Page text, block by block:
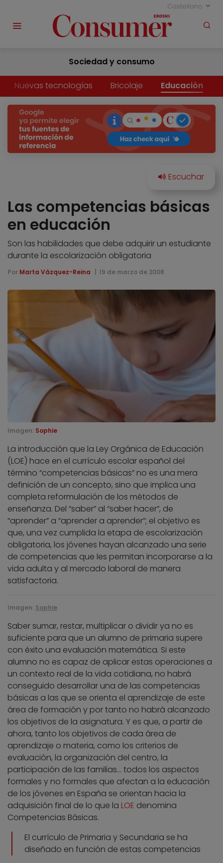
Castellano
Sociedad y consumo
Nuevas tecnologías Bricolaje Educación
Las competencias básicas
en educación
Son las habilidades que debe adquirir un estudiante
durante la escolarización obligatoria
Por Marta Vázquez-Reina 19 de marzo de 2008
Imagen: Sophie
La introducción que la Ley Orgánica de Educación
(LOE) hace en el currículo escolar español del
término “competencias básicas” no es una mera
definición de un concepto, sino que implica una
completa reformulación de los métodos de
enseñanza. Del “saber” al “saber hacer”, de
“aprender” a “aprender a aprender”; el objetivo es
que, una vez cumplida la etapa de escolarización
obligatoria, los jóvenes hayan alcanzado una serie
de competencias que les permitan incorporarse a la
vida adulta y al mercado laboral de manera
satisfactoria.
Imagen: Sophie
Saber sumar, restar, multiplicar o dividir ya no es
suficiente para que un alumno de primaria supere
con éxito una evaluación matemática. Si este
alumno no es capaz de aplicar estas operaciones a
un contexto real de la vida cotidiana, no habrá
conseguido desarrollar una de las competencias
básicas a las que se orienta el aprendizaje de este
área de formación y por tanto no habrá alcanzado
los objetivos de la asignatura. Y es que, a partir de
ahora, tanto los objetivos de cada área de
aprendizaje o materia, como los criterios de
evaluación, la organización del centro, la
participación de las familias… todos los aspectos
formales y no formales que afectan a la educación
de los jóvenes en España se orientan hacia la
adquisición final de lo que la LOE denomina
Competencias Básicas.
El currículo de Primaria y Secundaria se ha
diseñado en función de estas competencias